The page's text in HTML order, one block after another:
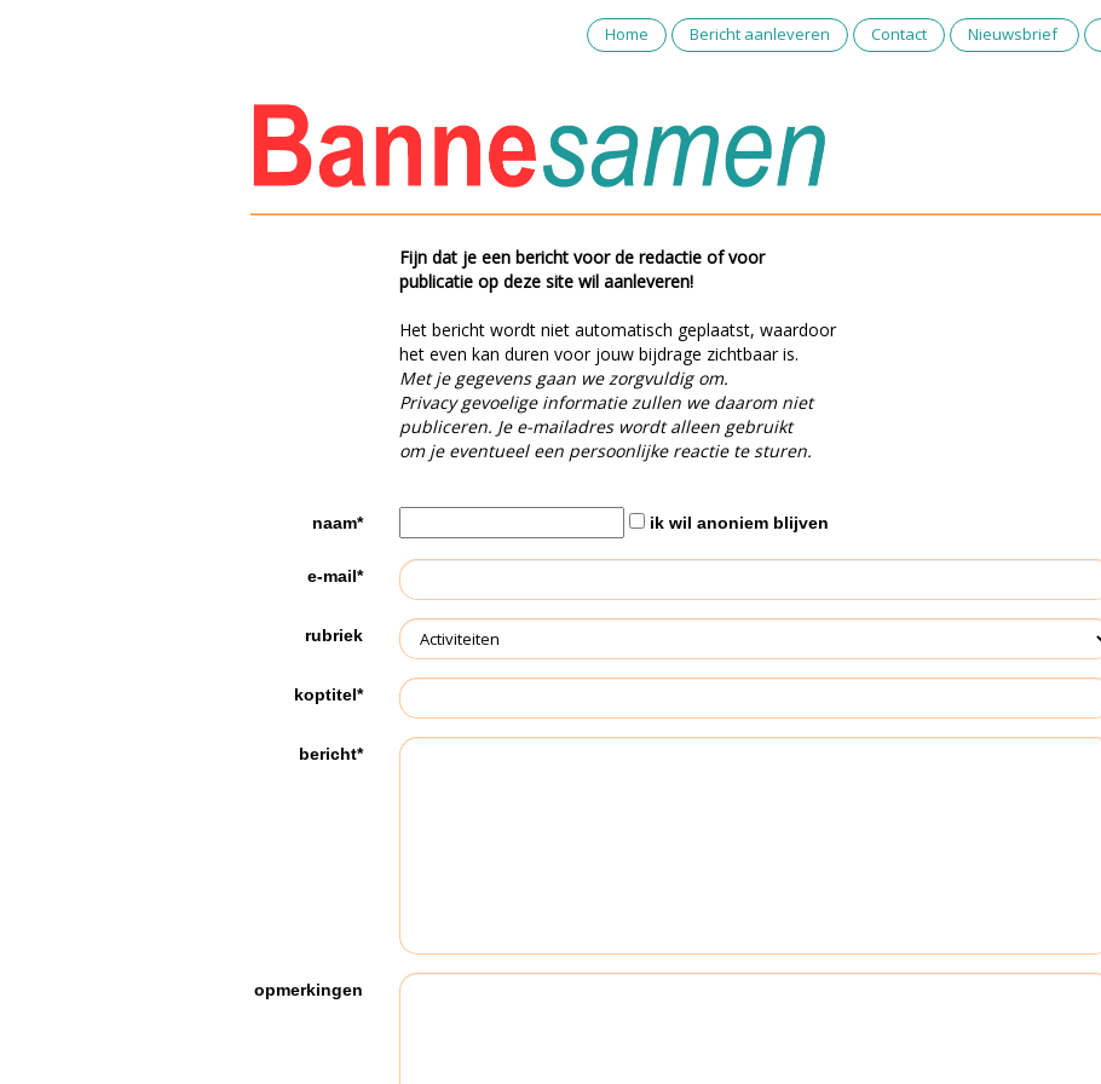
Home Bericht aanleveren Contact Nieuwsbrief
Fijn dat je een bericht voor de redactie of voor
publicatie op deze site wil aanleveren!
Het bericht wordt niet automatisch geplaatst, waardoor
het even kan duren voor jouw bijdrage zichtbaar is.
Met je gegevens gaan we zorgvuldig om.
Privacy gevoelige informatie zullen we daarom niet
publiceren. Je e-mailadres wordt alleen gebruikt
om je eventueel een persoonlijke reactie te sturen.
naam* ik wil anoniem blijven
e-mail*
rubriek
koptitel*
bericht*
opmerkingen